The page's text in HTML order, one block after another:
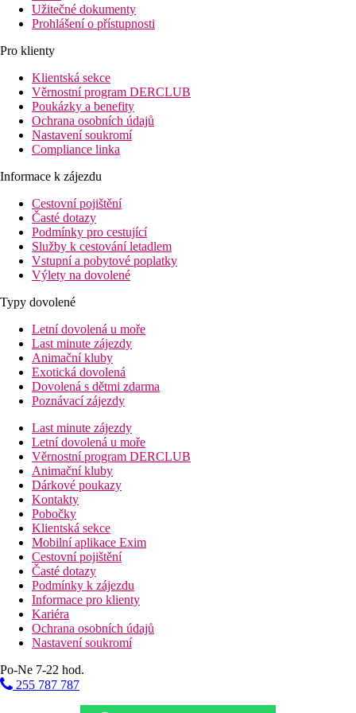
Užitečné dokumenty
Prohlášení o přístupnosti
Pro klienty
Klientská sekce
Věrnostní program DERCLUB
Poukázky a benefity
Ochrana osobních údajů
Nastavení soukromí
Compliance linka
Informace k zájezdu
Cestovní pojištění
Časté dotazy
Podmínky pro cestující
Služby k cestování letadlem
Vstupní a pobytové poplatky
Výlety na dovolené
Typy dovolené
Letní dovolená u moře
Last minute zájezdy
Animační kluby
Exotická dovolená
Dovolená s dětmi zdarma
Poznávací zájezdy
Last minute zájezdy
Letní dovolená u moře
Věrnostní program DERCLUB
Animační kluby
Dárkové poukazy
Kontakty
Pobočky
Klientská sekce
Mobilní aplikace Exim
Cestovní pojištění
Časté dotazy
Podmínky k zájezdu
Informace pro klienty
Kariéra
Ochrana osobních údajů
Nastavení soukromí
Po-Ne 7-22 hod.
255 787 787